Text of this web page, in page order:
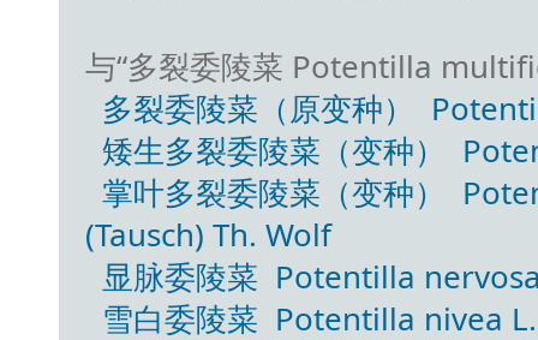
与“多裂委陵菜 Potentilla
多裂委陵菜（原变种）
矮生多裂委陵菜（变种）
掌叶多裂委陵菜（变种）
(Tausch) Th. Wolf
显脉委陵菜 Potentilla
雪白委陵菜 Potentilla nivea L.